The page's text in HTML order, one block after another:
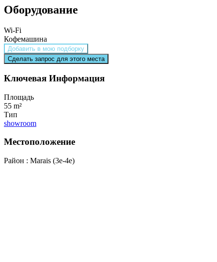
Оборудование
Wi-Fi
Кофемашина
Добавить в мою подборку
Сделать запрос для этого места
Ключевая Информация
Площадь
55 m²
Тип
showroom
Местоположение
Район : Marais (3e-4e)